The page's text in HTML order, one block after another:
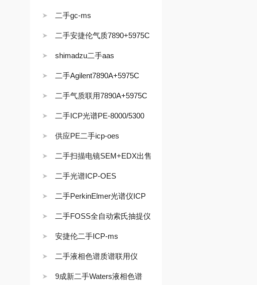
二手gc-ms
二手安捷伦气质7890+5975C
shimadzu二手aas
二手Agilent7890A+5975C
二手气质联用7890A+5975C
二手ICP光谱PE-8000/5300
供应PE二手icp-oes
二手扫描电镜SEM+EDX出售
二手光谱ICP-OES
二手PerkinElmer光谱仪ICP
二手FOSS全自动索氏抽提仪
安捷伦二手ICP-ms
二手液相色谱质谱联用仪
9成新二手Waters液相色谱